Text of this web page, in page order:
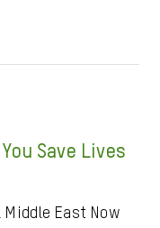
Save Lives
East Now